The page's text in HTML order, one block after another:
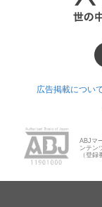
広告掲載につい
ABJマ
ンテン
（登録